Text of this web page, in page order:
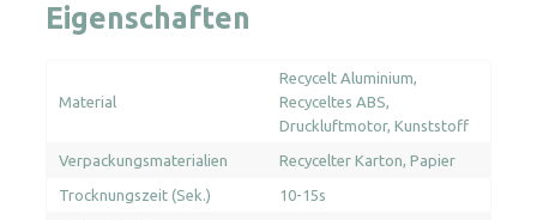
Eigenschaften
Material
Recycelt Aluminium
Recyceltes ABS
Druckluftmotor Kunststoff
Verpackungsmaterialien Recycelter Karton Papier
Trocknungszeit (Sek.) 10-15s